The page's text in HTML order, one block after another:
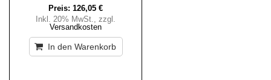
Preis: 126,05 €
Inkl. 20% MwSt., zzgl.
Versandkosten
In den Warenkorb